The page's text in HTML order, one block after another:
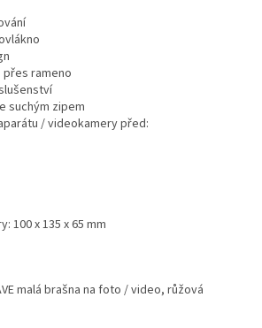
rameno
suchým zipem
/ videokamery před:
100 x 135 x 65 mm
malá brašna na foto / video, růžová